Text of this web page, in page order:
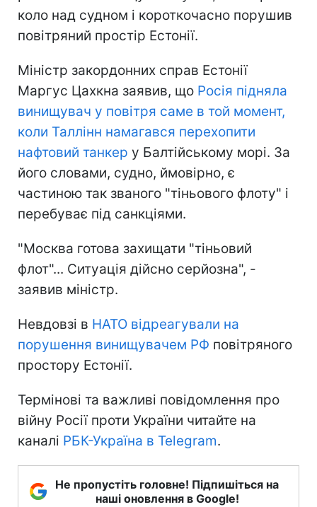
коло над судном і короткочасно порушив
повітряний простір Естонії.
Міністр закордонних справ Естонії
Маргус Цахкна заявив, що Росія підняла
винищувач у повітря саме в той момент,
коли Таллінн намагався перехопити
нафтовий танкер у Балтійському морі. За
його словами, судно, ймовірно, є
частиною так званого "тіньового флоту" і
перебуває під санкціями.
"Москва готова захищати "тіньовий
флот"... Ситуація дійсно серйозна", -
заявив міністр.
Невдовзі в НАТО відреагували на
порушення винищувачем РФ повітряного
простору Естонії.
Термінові та важливі повідомлення про
війну Росії проти України читайте на
каналі РБК-Україна в Telegram.
Не пропустіть головне! Підпишіться на
наші оновлення в Google!